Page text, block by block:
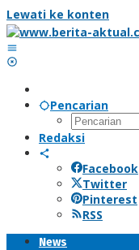
Lewati ke konten
Pencarian
Redaksi
Facebook
Twitter
Pinterest
RSS
News